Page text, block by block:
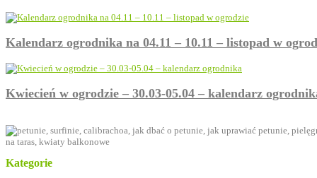
Kalendarz ogrodnika na 04.11 – 10.11 – listopad w
Kwiecień w ogrodzie – 30.03-05.04 – kalendarz
Kategorie